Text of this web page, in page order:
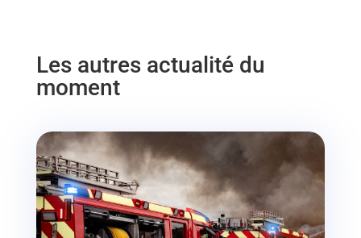
Les autres actualité du
moment